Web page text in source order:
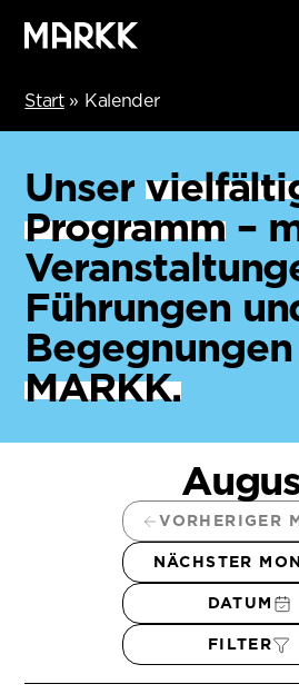
Start» Kalender
Unser
Programm–
Führungen
MARKK.
VORHERIGER
NÄCHSTER
DATUM
FILTER